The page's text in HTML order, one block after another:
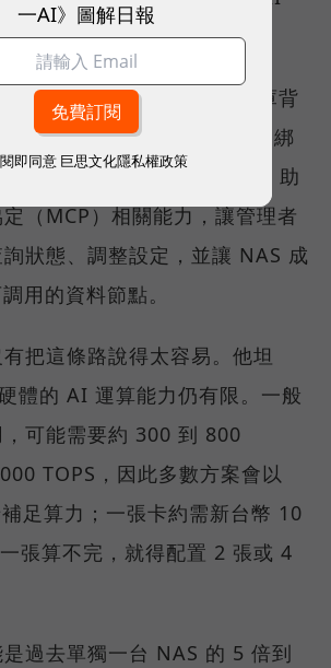
刻意留給客戶。知識庫背
，可由企業依需求決定，不綁
。QNAP 也以 QuAgent AI 助
（MCP）相關能力，讓管理者
狀態、調整設定，並讓 NAS 成
用的資料節點。
把這條路說得太容易。他坦
體的 AI 運算能力仍有限。一般
可能需要約 300 到 800
TOPS，因此多數方案會以
足算力；一張卡約需新台幣 10
張算不完，就得配置 2 張或 4
是過去單獨一台 NAS 的 5 倍到
一AI》圖解日報
即同意 巨思文化隱私權政策